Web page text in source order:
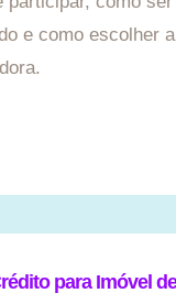
e como escolher
para Imóvel